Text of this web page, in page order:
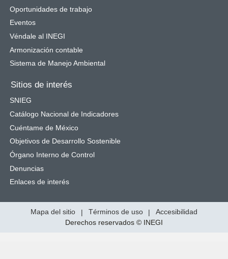
Oportunidades de trabajo
Eventos
Véndale al INEGI
Armonización contable
Sistema de Manejo Ambiental
Sitios de interés
SNIEG
Catálogo Nacional de Indicadores
Cuéntame de México
Objetivos de Desarrollo Sostenible
Órgano Interno de Control
Denuncias
Enlaces de interés
Mapa del sitio | Términos de uso |
Accesibilidad
Derechos reservados © INEGI